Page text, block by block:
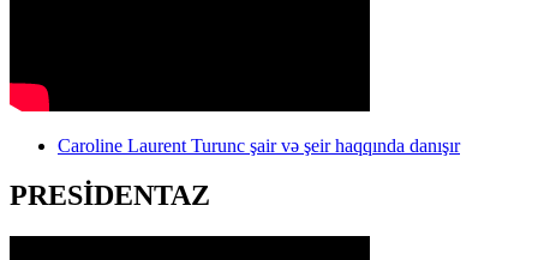
Caroline Laurent Turunc şair və şeir haqqında danışır
PRESİDENTAZ